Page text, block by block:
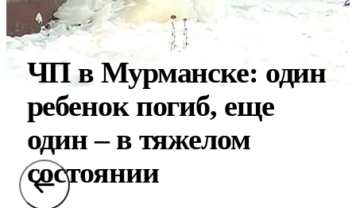
ЧП в Мурманске: один
ребенок погиб, еще
один – в тяжелом
состоянии